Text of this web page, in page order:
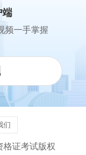
端
频一手掌握
们
格证考试版权